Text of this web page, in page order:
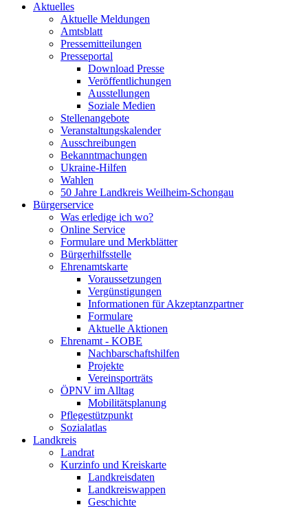
Aktuelles
Aktuelle Meldungen
Amtsblatt
Pressemitteilungen
Presseportal
Download Presse
Veröffentlichungen
Ausstellungen
Soziale Medien
Stellenangebote
Veranstaltungskalender
Ausschreibungen
Bekanntmachungen
Ukraine-Hilfen
Wahlen
50 Jahre Landkreis Weilheim-Schongau
Bürgerservice
Was erledige ich wo?
Online Service
Formulare und Merkblätter
Bürgerhilfsstelle
Ehrenamtskarte
Voraussetzungen
Vergünstigungen
Informationen für Akzeptanzpartner
Formulare
Aktuelle Aktionen
Ehrenamt - KOBE
Nachbarschaftshilfen
Projekte
Vereinsporträts
ÖPNV im Alltag
Mobilitätsplanung
Pflegestützpunkt
Sozialatlas
Landkreis
Landrat
Kurzinfo und Kreiskarte
Landkreisdaten
Landkreiswappen
Geschichte